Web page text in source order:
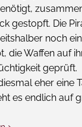
gestopft. Die
noch
die Waffen auf
eher eine
es endlich auf